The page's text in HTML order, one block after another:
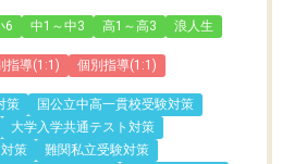
6 中1～中3 高1～高3 浪人生
指導(1:1) 個別指導(1:1)
策
国公立中高一貫校受験対策
大学入学共通テスト対策
策
難関私立受験対策